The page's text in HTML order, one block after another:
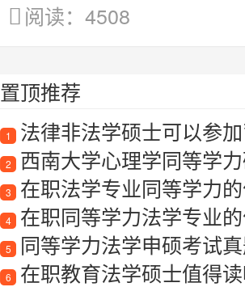
阅读：4508
置顶推荐
1 法律非法学硕士可以参
2 西南大学心理学同等学
3 在职法学专业同等学力
4 在职同等学力法学专业
5 同等学力法学申硕考试
6 在职教育法学硕士值得